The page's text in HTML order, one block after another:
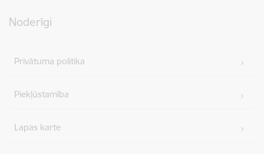
Noderīgi
Privātuma politika
Piekļūstamība
Lapas karte